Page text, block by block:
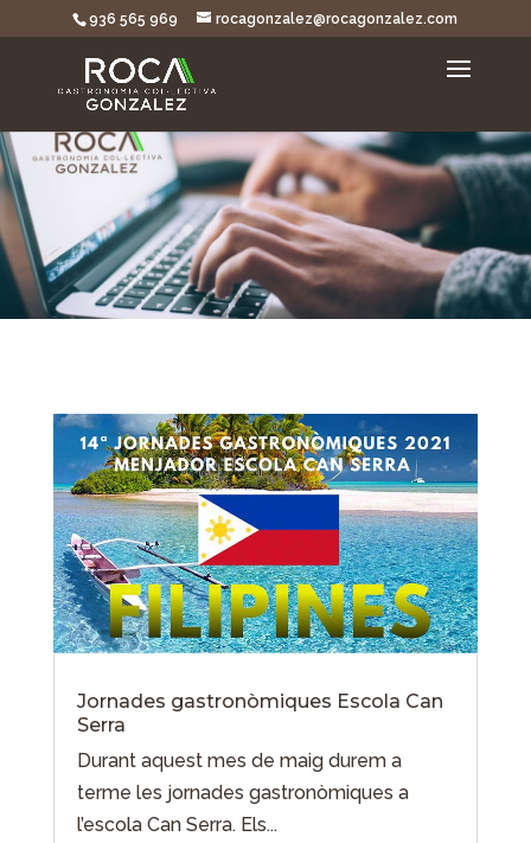
936 565 969 rocagonzalez@rocagonzalez.com
Jornades gastronòmiques Escola Can
Serra
Durant aquest mes de maig durem a
terme les jornades gastronòmiques a
l’escola Can Serra. Els...